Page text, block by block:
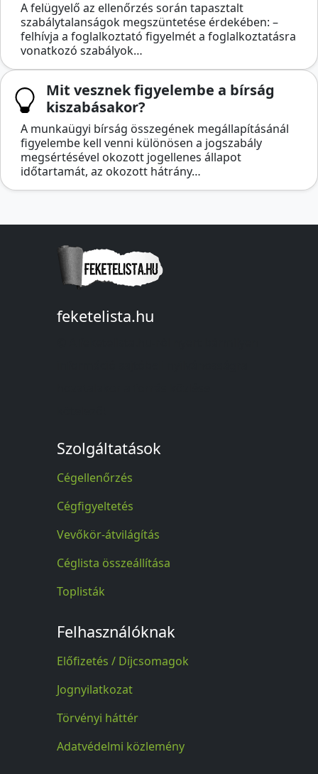
A felügyelő az ellenőrzés során tapasztalt
szabálytalanságok megszüntetése érdekében: –
felhívja a foglalkoztató figyelmét a foglalkoztatásra
vonatkozó szabályok…
Mit vesznek figyelembe a bírság
kiszabásakor?
A munkaügyi bírság összegének megállapításánál
figyelembe kell venni különösen a jogszabály
megsértésével okozott jogellenes állapot
időtartamát, az okozott hátrány…
feketelista.hu
Szolgáltatások
Cégellenőrzés
Cégfigyeltetés
Vevőkör-átvilágítás
Céglista összeállítása
Toplisták
Felhasználóknak
Előfizetés / Díjcsomagok
Jognyilatkozat
Törvényi háttér
Adatvédelmi közlemény